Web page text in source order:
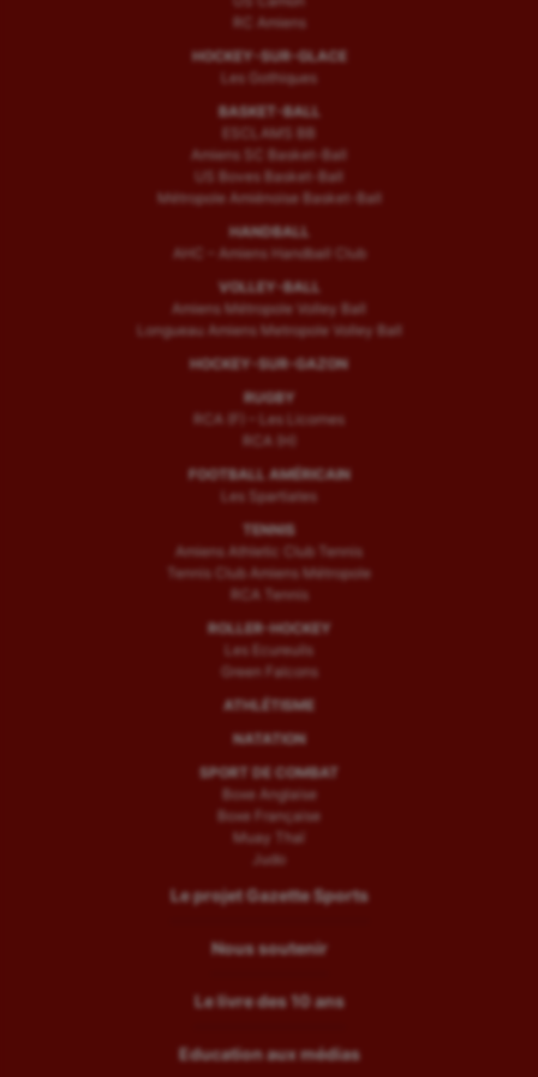
RC Amiens
HOCKEY-SUR-GLACE
Les Gothiques
BASKET-BALL
ESCLAMS BB
Amiens SC Basket-Ball
US Boves Basket-Ball
Métropole Amiénoise Basket-Ball
HANDBALL
AHC – Amiens Handball Club
VOLLEY-BALL
Amiens Métropole Volley Ball
Longueau Amiens Metropole Volley Ball
HOCKEY-SUR-GAZON
RUGBY
RCA (F) – Les Licornes
RCA (H)
FOOTBALL AMÉRICAIN
Les Spartiates
TENNIS
Amiens Athletic Club Tennis
Tennis Club Amiens Métropole
RCA Tennis
ROLLER-HOCKEY
Les Ecureuils
Green Falcons
ATHLÉTISME
NATATION
SPORT DE COMBAT
Boxe Anglaise
Boxe Française
Muay Thaï
Judo
Le projet Gazette Sports
Nous soutenir
Le livre des 10 ans
Education aux médias